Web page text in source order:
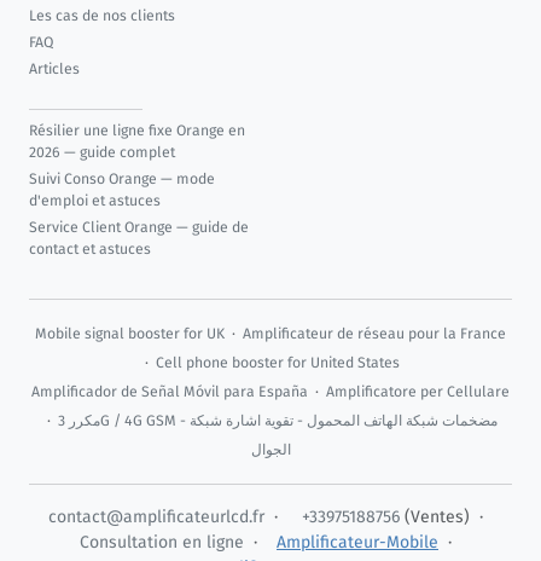
Les cas de nos clients
FAQ
Articles
Résilier une ligne fixe Orange en
2026 — guide complet
Suivi Conso Orange — mode
d'emploi et astuces
Service Client Orange — guide de
contact et astuces
Mobile signal booster for UK · Amplificateur de réseau pour la France
· Cell phone booster for United States
Amplificador de Señal Móvil para España · Amplificatore per Cellulare
· مكرر 3G / 4G GSM - مضخمات شبكة الهاتف المحمول - تقوية اشارة شبكة
الجوال
contact@amplificateurlcd.fr · +33975188756 (Ventes) ·
Consultation en ligne · Amplificateur-Mobile ·